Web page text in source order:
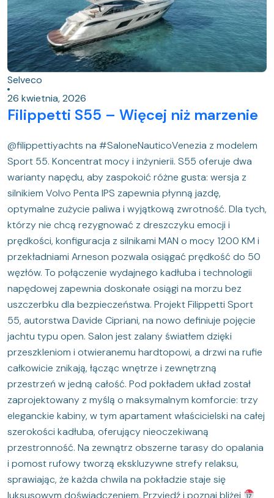
Selveco
26 kwietnia, 2026
Filippetti S55 – Więcej niż marzenie
@filippettiyachts na #SaloneNauticoVenezia z modelem
Sport 55. Koncentrat mocy i inżynierii. S55 oferuje dwa
warianty napędu, aby zaspokoić różne gusta: wersja z
silnikiem Volvo Penta IPS zapewnia płynną jazdę,
optymalne zużycie paliwa i wyjątkową zwrotność. Dla tych,
którzy nie chcą rezygnować z dreszczyku emocji i
prędkości, konfiguracja z silnikami MAN o mocy 1200 KM i
przekładniami Arneson pozwala osiągać prędkość do 50
węzłów. To połączenie wydajnego kadłuba i technologii
napędowej zapewnia doskonałe osiągi na morzu bez
uszczerbku dla bezpieczeństwa. Projekt Filippetti Sport
55, autorstwa Davide Cipriani, na nowo definiuje pojęcie
jachtu typu open. Salon jest zalany światłem dzięki
przeszkleniom i otwieranemu hardtopowi, a drzwi na rufie
całkowicie znikają, łącząc wnętrze i zewnętrzną
przestrzeń w jedną całość. Pod pokładem układ został
zaprojektowany z myślą o maksymalnym komforcie: trzy
eleganckie kabiny, w tym apartament właścicielski na całej
szerokości kadłuba, oferujący nieoczekiwaną
przestronność. Na zewnątrz obszerne tarasy do opalania
i pomost rufowy tworzą ekskluzywne strefy relaksu,
sprawiając, że każda chwila na pokładzie staje się
luksusowym doświadczeniem. Przyjedź i poznaj bliżej